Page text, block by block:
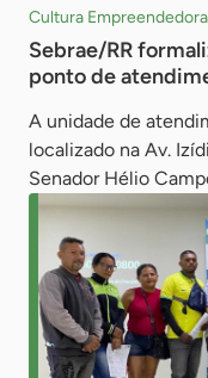
Cultura Empreendedora
Sebrae/RR
ponto de
A unidade de
localizado na Av.
Senador Hélio